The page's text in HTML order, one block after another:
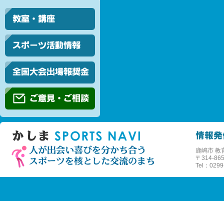
鹿嶋市 教
〒 314-
Tel：